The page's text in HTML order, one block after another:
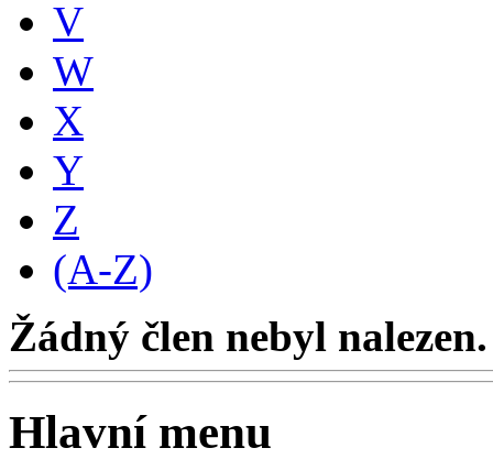
V
W
X
Y
Z
(A-Z)
Žádný člen nebyl nalezen.
Hlavní menu